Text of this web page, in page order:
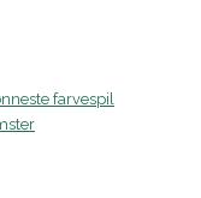
farvespil